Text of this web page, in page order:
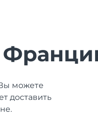
можете
доставить